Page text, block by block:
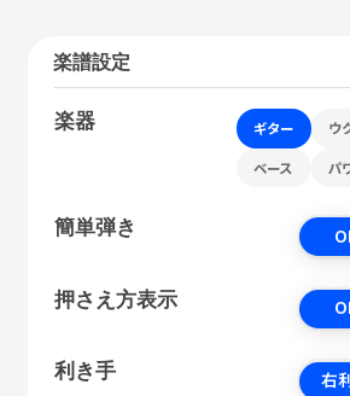
楽譜設定
楽器 ギター ウ
ベース パ
簡単弾き
押さえ方表示
利き手 右